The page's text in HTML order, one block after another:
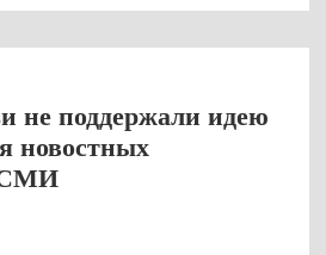
не поддержали идею
новостных
СМИ